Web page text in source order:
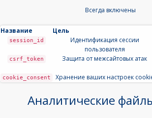
Всегда включены
Название Цель
session_id
Идентификация сессии
пользователя
csrf_token Защита от межсайтовых атак
cookie_consent Хранение ваших настроек
Аналитические